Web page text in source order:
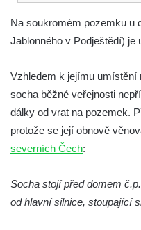
Socha Chalikotérium v
Socha Smilodon v ZOO
Socha Veledaněk v ZOO
Socha Koroun bezzubý
Socha Plejtvák obrovský
Socha Medvěd jeskynní
Socha Mamutí lebka v
Socha Mamut srstnatý v
Socha Orel v ZOO
Socha Vydry si hrají v
Na soukromém pozemku u
Jablonného v Podještědí) je
Vzhledem k jejímu umístění
socha běžné veřejnosti
dálky od vrat na pozemek.
protože se její obnově
severních Čech:
Socha stojí před domem
od hlavní silnice, stoupající